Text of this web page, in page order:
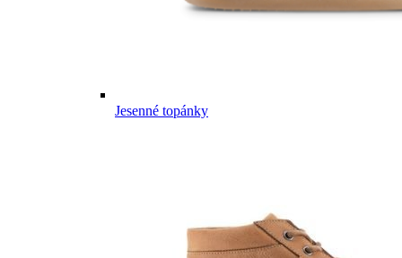
Jesenné topánky